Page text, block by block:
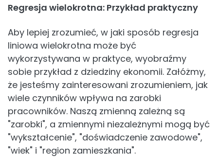
Regresja wielokrotna: Przykład praktyczny
Aby lepiej zrozumieć, w jaki sposób regresja
liniowa wielokrotna może być
wykorzystywana w praktyce, wyobraźmy
sobie przykład z dziedziny ekonomii. Załóżmy,
że jesteśmy zainteresowani zrozumieniem, jak
wiele czynników wpływa na zarobki
pracowników. Naszą zmienną zależną są
"zarobki", a zmiennymi niezależnymi mogą być
"wykształcenie", "doświadczenie zawodowe",
"wiek" i "region zamieszkania".